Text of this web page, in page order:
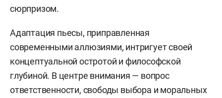
сюрпризом.
Адаптация пьесы, приправленная
современными аллюзиями, интригует своей
концептуальной остротой и философской
глубиной. В центре внимания — вопрос
ответственности, свободы выбора и моральных